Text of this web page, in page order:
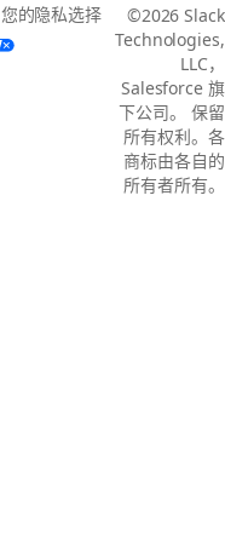
您的隐私选择
©2026 Slack
Technologies,
LLC，
Salesforce 旗
下公司。 保留
所有权利。各
商标由各自的
所有者所有。